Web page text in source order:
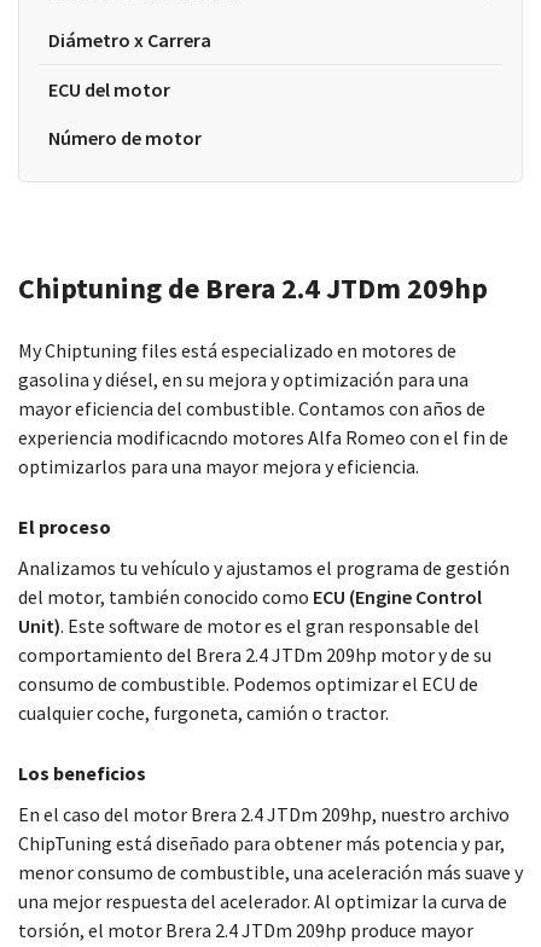
Diámetro x Carrera
ECU del motor
Número de motor
Chiptuning de Brera 2.4 JTDm 209hp
My Chiptuning files está especializado en motores de
gasolina y diésel, en su mejora y optimización para una
mayor eficiencia del combustible. Contamos con años de
experiencia modificacndo motores Alfa Romeo con el fin de
optimizarlos para una mayor mejora y eficiencia.
El proceso
Analizamos tu vehículo y ajustamos el programa de gestión
del motor, también conocido como ECU (Engine Control
Unit). Este software de motor es el gran responsable del
comportamiento del Brera 2.4 JTDm 209hp motor y de su
consumo de combustible. Podemos optimizar el ECU de
cualquier coche, furgoneta, camión o tractor.
Los beneficios
En el caso del motor Brera 2.4 JTDm 209hp, nuestro archivo
ChipTuning está diseñado para obtener más potencia y par,
menor consumo de combustible, una aceleración más suave y
una mejor respuesta del acelerador. Al optimizar la curva de
torsión, el motor Brera 2.4 JTDm 209hp produce mayor